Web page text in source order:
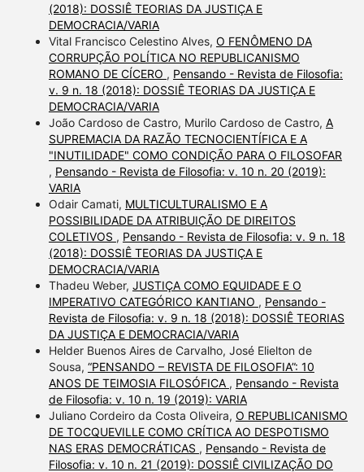
(2018): DOSSIÊ TEORIAS DA JUSTIÇA E
DEMOCRACIA/VARIA
Vital Francisco Celestino Alves, O FENÔMENO DA
CORRUPÇÃO POLÍTICA NO REPUBLICANISMO
ROMANO DE CÍCERO , Pensando - Revista de Filosofia:
v. 9 n. 18 (2018): DOSSIÊ TEORIAS DA JUSTIÇA E
DEMOCRACIA/VARIA
João Cardoso de Castro, Murilo Cardoso de Castro, A
SUPREMACIA DA RAZÃO TECNOCIENTÍFICA E A
"INUTILIDADE" COMO CONDIÇÃO PARA O FILOSOFAR
, Pensando - Revista de Filosofia: v. 10 n. 20 (2019):
VARIA
Odair Camati, MULTICULTURALISMO E A
POSSIBILIDADE DA ATRIBUIÇÃO DE DIREITOS
COLETIVOS , Pensando - Revista de Filosofia: v. 9 n. 18
(2018): DOSSIÊ TEORIAS DA JUSTIÇA E
DEMOCRACIA/VARIA
Thadeu Weber, JUSTIÇA COMO EQUIDADE E O
IMPERATIVO CATEGÓRICO KANTIANO , Pensando -
Revista de Filosofia: v. 9 n. 18 (2018): DOSSIÊ TEORIAS
DA JUSTIÇA E DEMOCRACIA/VARIA
Helder Buenos Aires de Carvalho, José Elielton de
Sousa, “PENSANDO – REVISTA DE FILOSOFIA”: 10
ANOS DE TEIMOSIA FILOSÓFICA , Pensando - Revista
de Filosofia: v. 10 n. 19 (2019): VARIA
Juliano Cordeiro da Costa Oliveira, O REPUBLICANISMO
DE TOCQUEVILLE COMO CRÍTICA AO DESPOTISMO
NAS ERAS DEMOCRÁTICAS , Pensando - Revista de
Filosofia: v. 10 n. 21 (2019): DOSSIÊ CIVILIZAÇÃO DO